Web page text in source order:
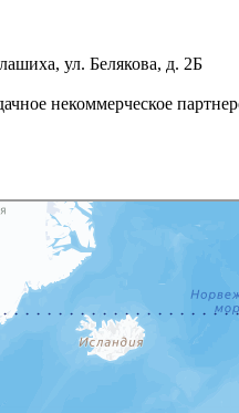
ул. Белякова, д. 2Б
некоммерческое